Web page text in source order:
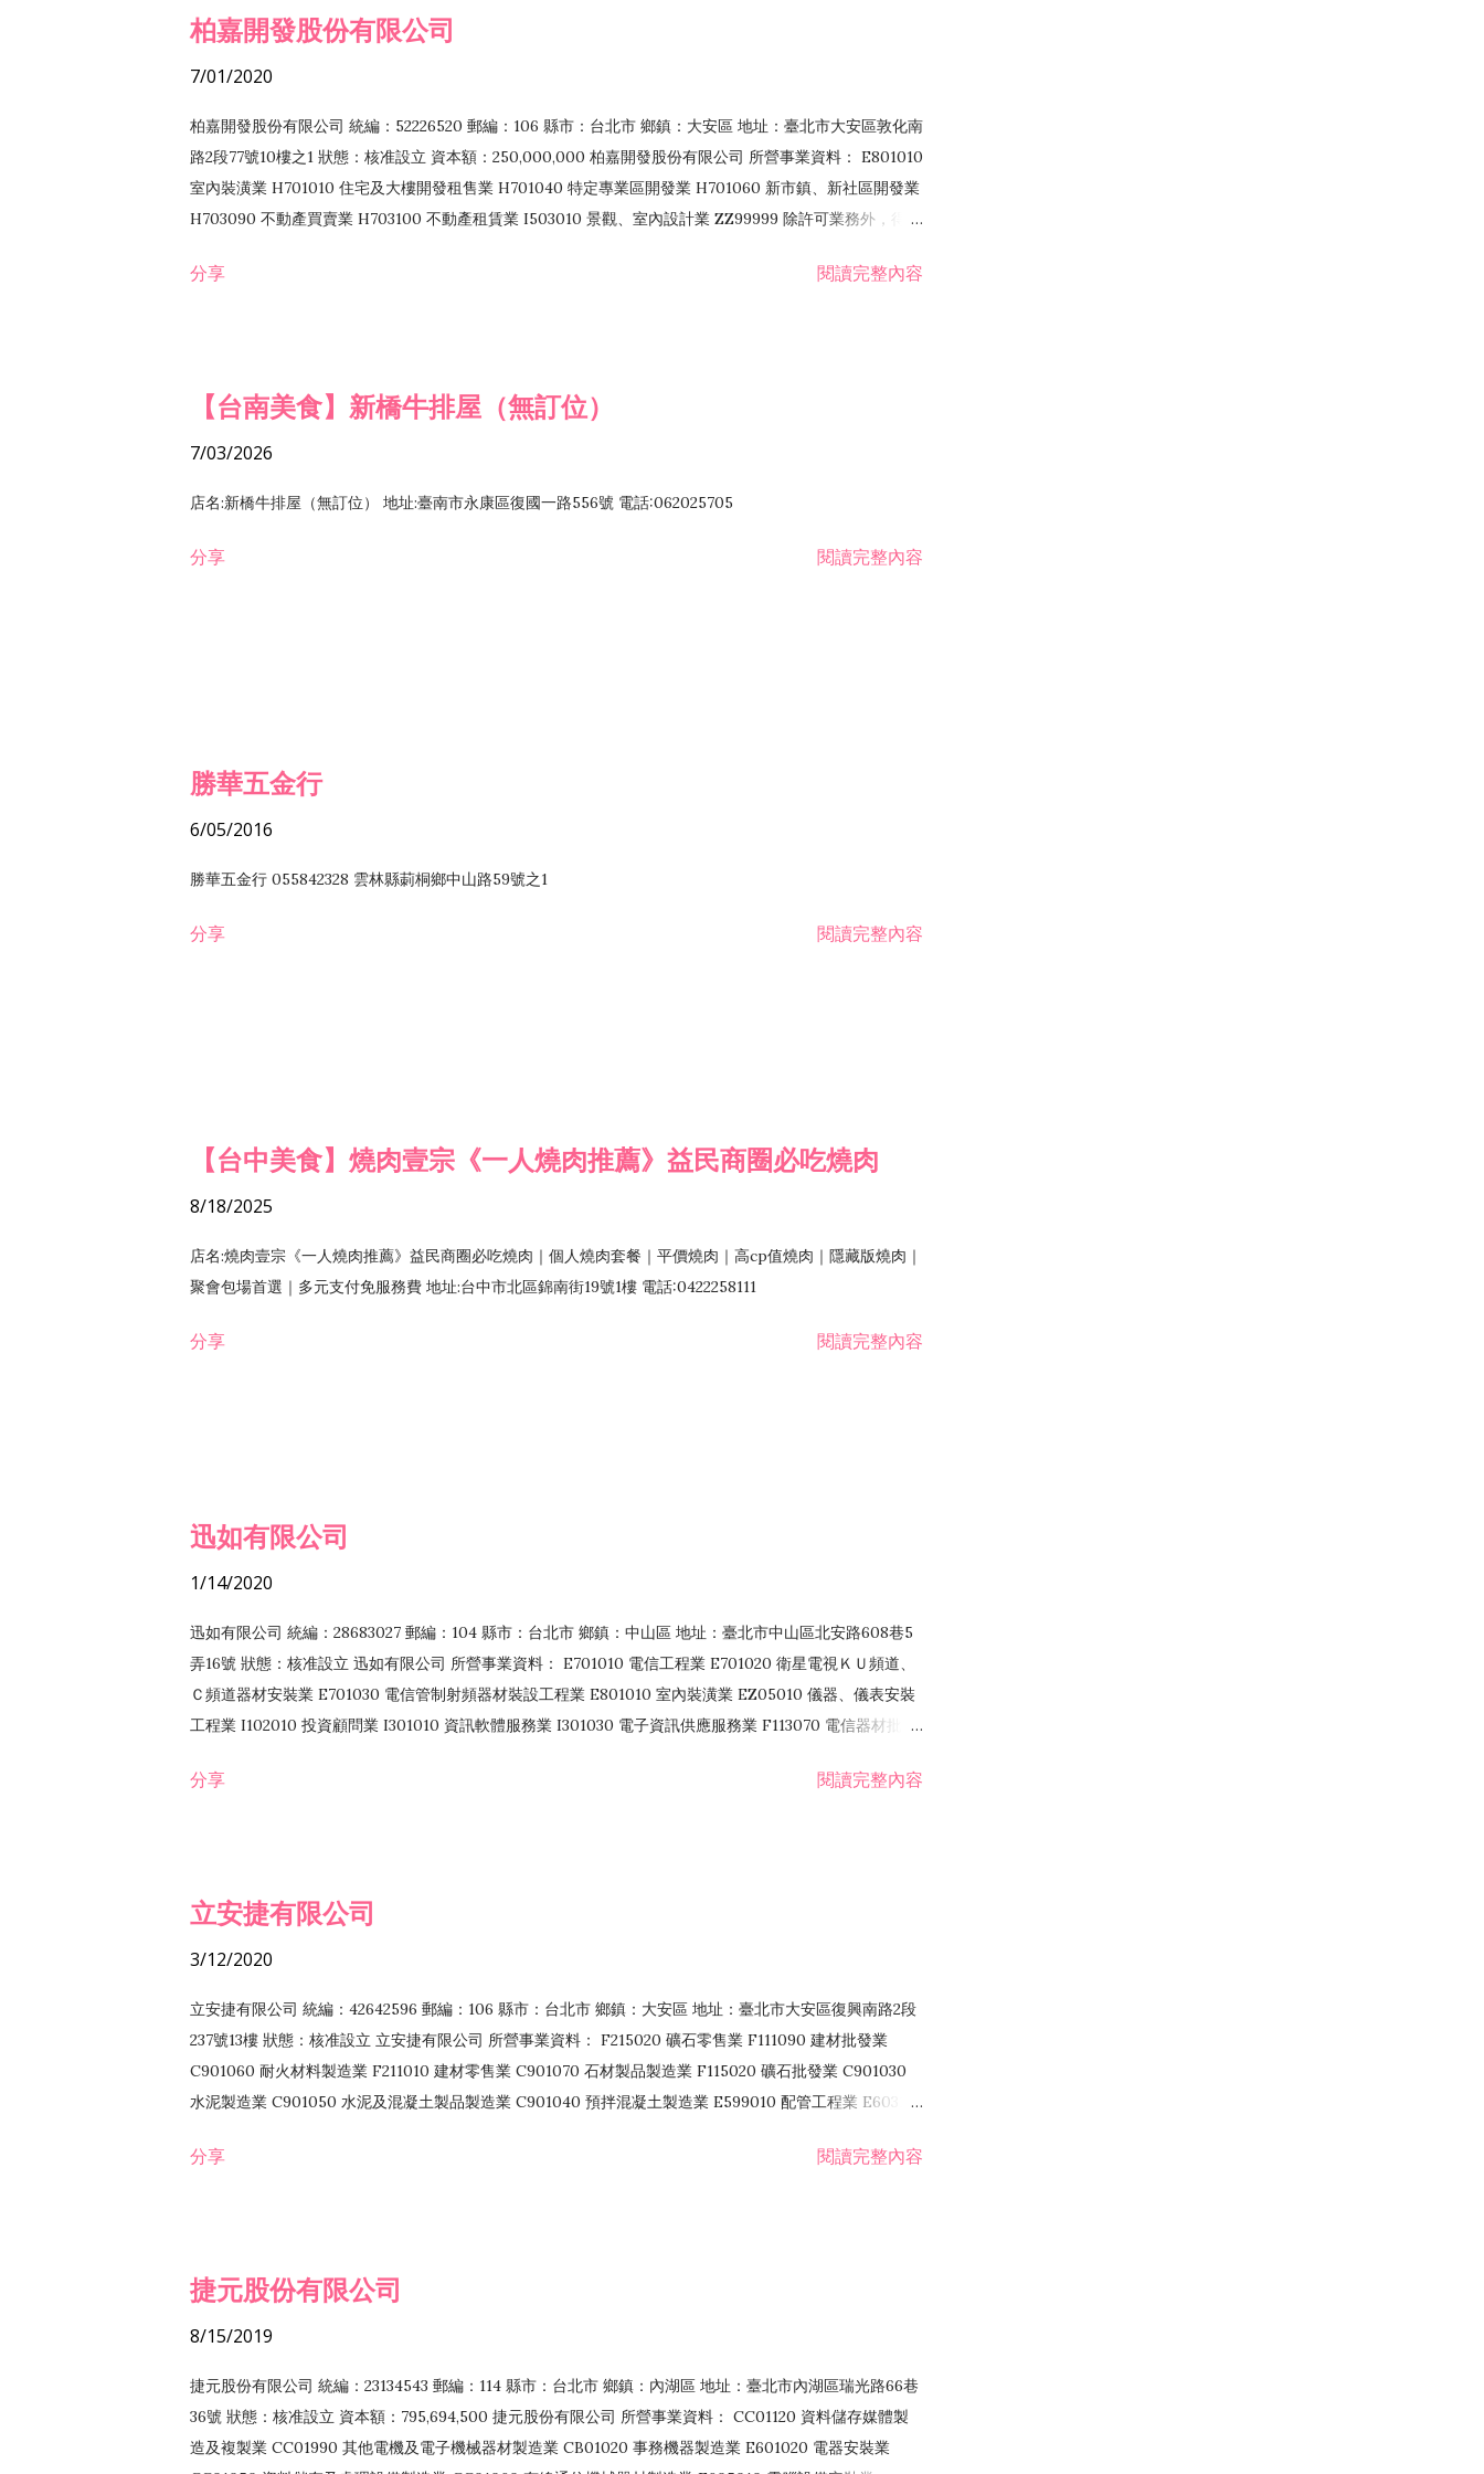
柏嘉開發股份有限公司
7/01/2020
柏嘉開發股份有限公司 統編：52226520 郵編：106 縣市：台北市 鄉鎮：大安區 地址：臺北市大安區敦化南
路2段77號10樓之1 狀態：核准設立 資本額：250,000,000 柏嘉開發股份有限公司 所營事業資料： E801010
室內裝潢業 H701010 住宅及大樓開發租售業 H701040 特定專業區開發業 H701060 新市鎮、新社區開發業
H703090 不動產買賣業 H703100 不動產租賃業 I503010 景觀、室內設計業 ZZ99999 除許可業務外，得經
分享 閱讀完整內容
【台南美食】新橋牛排屋（無訂位）
7/03/2026
店名:新橋牛排屋（無訂位） 地址:臺南市永康區復國一路556號 電話:062025705
分享 閱讀完整內容
勝華五金行
6/05/2016
勝華五金行 055842328 雲林縣莿桐鄉中山路59號之1
分享 閱讀完整內容
【台中美食】燒肉壹宗《一人燒肉推薦》益民商圈必吃燒肉
8/18/2025
店名:燒肉壹宗《一人燒肉推薦》益民商圈必吃燒肉｜個人燒肉套餐｜平價燒肉｜高cp值燒肉｜隱藏版燒肉｜
聚會包場首選｜多元支付免服務費 地址:台中市北區錦南街19號1樓 電話:0422258111
分享 閱讀完整內容
迅如有限公司
1/14/2020
迅如有限公司 統編：28683027 郵編：104 縣市：台北市 鄉鎮：中山區 地址：臺北市中山區北安路608巷5
弄16號 狀態：核准設立 迅如有限公司 所營事業資料： E701010 電信工程業 E701020 衛星電視ＫＵ頻道、
Ｃ頻道器材安裝業 E701030 電信管制射頻器材裝設工程業 E801010 室內裝潢業 EZ05010 儀器、儀表安裝
工程業 I102010 投資顧問業 I301010 資訊軟體服務業 I301030 電子資訊供應服務業 F113070 電信器材批發
務 F102030 菸酒批發業 F203020 菸酒零售業 F401171 酒類輸入業
分享 閱讀完整內容
立安捷有限公司
3/12/2020
立安捷有限公司 統編：42642596 郵編：106 縣市：台北市 鄉鎮：大安區 地址：臺北市大安區復興南路2段
237號13樓 狀態：核准設立 立安捷有限公司 所營事業資料： F215020 礦石零售業 F111090 建材批發業
C901060 耐火材料製造業 F211010 建材零售業 C901070 石材製品製造業 F115020 礦石批發業 C901030
水泥製造業 C901050 水泥及混凝土製品製造業 C901040 預拌混凝土製造業 E599010 配管工程業 E603110
EZ99990 其他工程業 F102170 食品什貨批發業 F106020 日常用品批發業 F108031 醫療器材批發業
分享 閱讀完整內容
捷元股份有限公司
8/15/2019
捷元股份有限公司 統編：23134543 郵編：114 縣市：台北市 鄉鎮：內湖區 地址：臺北市內湖區瑞光路66巷
36號 狀態：核准設立 資本額：795,694,500 捷元股份有限公司 所營事業資料： CC01120 資料儲存媒體製
造及複製業 CC01990 其他電機及電子機械器材製造業 CB01020 事務機器製造業 E601020 電器安裝業